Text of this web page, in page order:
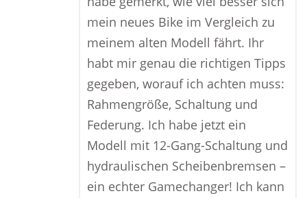
mein neues Bike im Vergleich zu
meinem alten Modell fährt. Ihr
habt mir genau die richtigen Tipps
gegeben, worauf ich achten muss:
Rahmengröße, Schaltung und
Federung. Ich habe jetzt ein
Modell mit 12-Gang-Schaltung und
hydraulischen Scheibenbremsen –
ein echter Gamechanger! Ich kann